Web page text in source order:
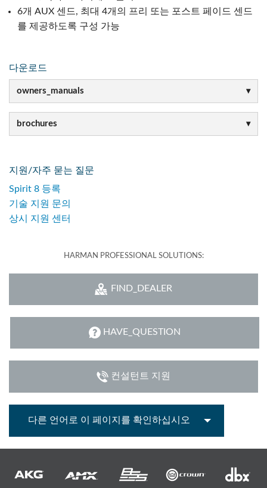
6개 AUX 센드, 최대 4개의 프리 또는 포스트 페이드 센드
를 제공하도록 구성 가능
다운로드
owners_manuals
brochures
지원/자주 묻는 질문
Spirit 8 등록
기술 지원 문의
상시 지원 센터
HARMAN PROFESSIONAL SOLUTIONS:
FIND_DEALER
HAVE_QUESTION
컨설턴트 지원
다른 언어로 이 페이지를 확인하십시오